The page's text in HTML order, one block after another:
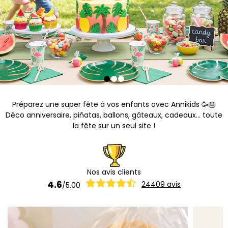
Préparez une super fête à vos enfants avec Annikids 🥳🎂
Déco anniversaire, piñatas, ballons, gâteaux, cadeaux... toute
la fête sur un seul site !
Nos avis clients
4.6/5.00 24409 avis